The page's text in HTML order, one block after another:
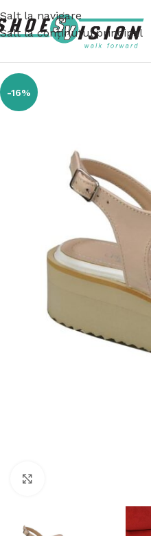
Salt la navigare
Salt la conținutul principal
-16%